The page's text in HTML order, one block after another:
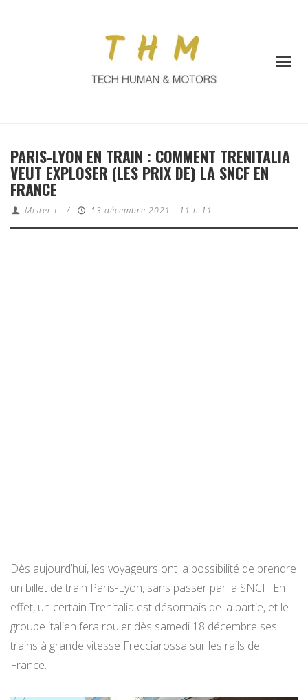
PARIS-LYON EN TRAIN : COMMENT TRENITALIA
VEUT EXPLOSER (LES PRIX DE) LA SNCF EN
FRANCE
Mister L. / 13 décembre 2021 - 11 h 11
Dès aujourd’hui, les voyageurs ont la possibilité de prendre
un billet de train Paris-Lyon, sans passer par la SNCF. En
effet, un certain Trenitalia est désormais de la partie, et le
groupe italien fera rouler dès samedi 18 décembre ses
trains à grande vitesse Frecciarossa sur les rails de
France.